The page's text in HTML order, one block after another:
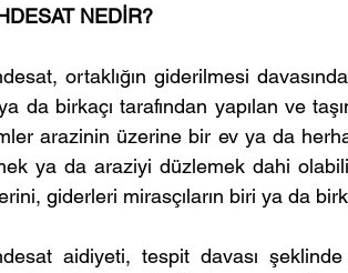
NEDİR?
ortaklığın giderilmesi
da birkaçı tarafından yapılan ve
arazinin üzerine bir ev ya da
ya da araziyi düzlemek dahi
giderleri mirasçıların biri ya da
aidiyeti, tespit davası